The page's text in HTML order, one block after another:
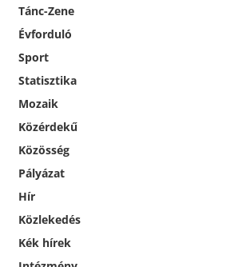
Tánc-Zene
Évforduló
Sport
Statisztika
Mozaik
Közérdekű
Közösség
Pályázat
Hír
Közlekedés
Kék hírek